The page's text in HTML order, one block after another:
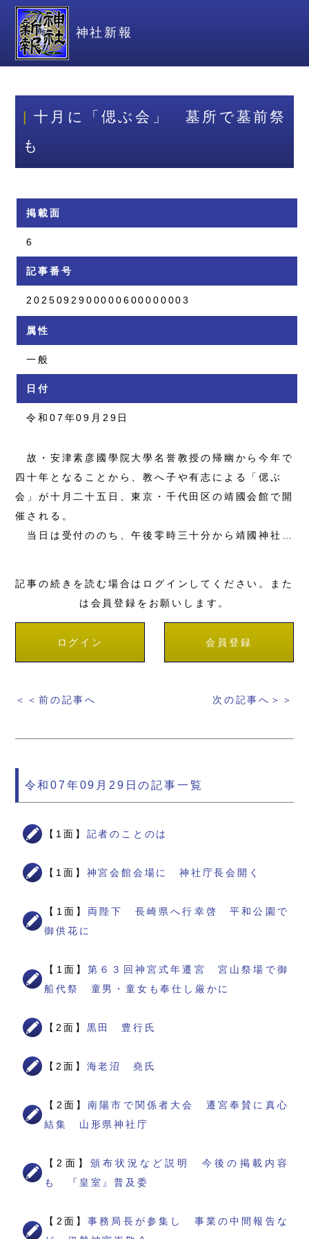
神社新報
十月に「偲ぶ会」 墓所で墓前祭
も
掲載面
6
記事番号
2025092900000600000003
属性
一般
日付
令和07年09月29日
故・安津素彦國學院大學名誉教授の帰幽から今年で
四十年となることから、教へ子や有志による「偲ぶ
会」が十月二十五日、東京・千代田区の靖國会館で開
催される。
当日は受付ののち、午後零時三十分から靖國神社…
記事の続きを読む場合はログインしてください。また
は会員登録をお願いします。
ログイン 会員登録
＜＜前の記事へ 次の記事へ＞＞
令和07年09月29日の記事一覧
【1面】 記者のことのは
【1面】 神宮会館会場に 神社庁長会開く
【1面】 両陛下 長崎県へ行幸啓 平和公園で
御供花に
【1面】第６３回神宮式年遷宮 宮山祭場で御
船代祭 童男・童女も奉仕し厳かに
【2面】 黒田 豊行氏
【2面】 海老沼 堯氏
【2面】南陽市で関係者大会 遷宮奉賛に真心
結集 山形県神社庁
【2面】 頒布状況など説明 今後の掲載内容
も 『皇室』普及委
【2面】事務局長が参集し 事業の中間報告な